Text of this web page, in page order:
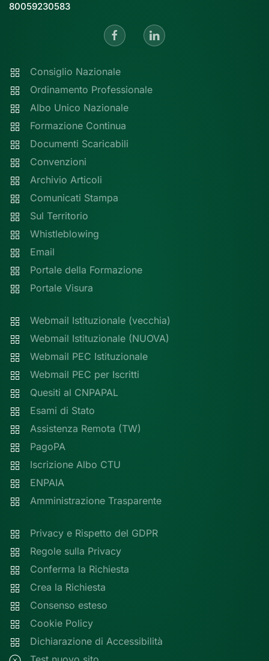
80059230583
Consiglio Nazionale
Ordinamento Professionale
Albo Unico Nazionale
Formazione Continua
Documenti Scaricabili
Convenzioni
Archivio Articoli
Comunicati Stampa
Sul Territorio
Whistleblowing
Email
Portale della Formazione
Portale Visura
Webmail Istituzionale (vecchia)
Webmail Istituzionale (NUOVA)
Webmail PEC Istituzionale
Webmail PEC per Iscritti
Quesiti al CNPAPAL
Esami di Stato
Assistenza Remota (TW)
PagoPA
Iscrizione Albo CTU
ENPAIA
Amministrazione Trasparente
Privacy e Rispetto del GDPR
Regole sulla Privacy
Conferma la Richiesta
Crea la Richiesta
Consenso esteso
Cookie Policy
Dichiarazione di Accessibilità